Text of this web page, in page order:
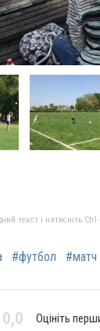
текст і натисніть
#футбол #матч
0,0 Оцініть